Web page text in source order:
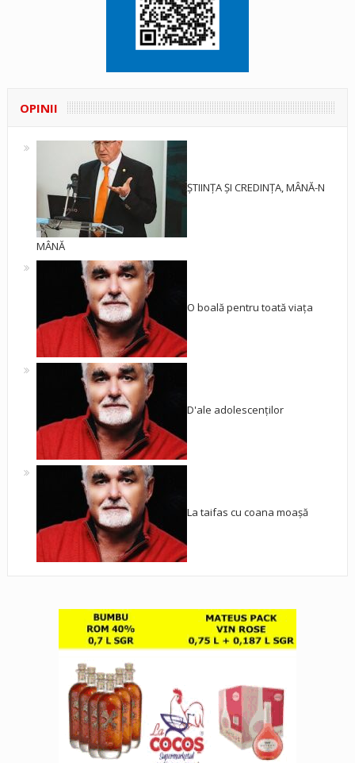
OPINII
ȘTIINȚA ȘI CREDINȚA, MÂNĂ-N
MÂNĂ
O boală pentru toată viața
D'ale adolescenților
La taifas cu coana moașă